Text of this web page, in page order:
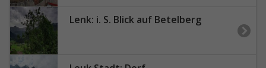
Lenk: i. S. Blick auf Betelberg